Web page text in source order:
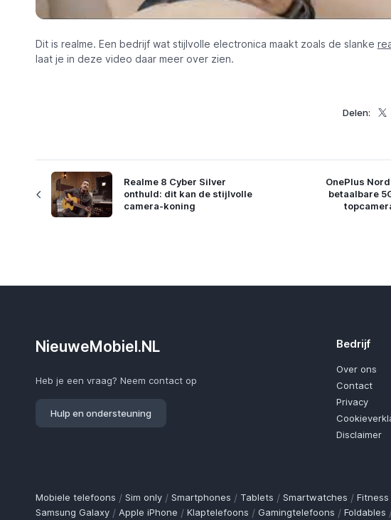
Dit is realme. Een bedrijf wat stijlvolle electronica maakt zoals de slanke
laat je in deze video daar meer over zien.
Delen:
Realme 8 Cyber Silver
onthuld: dit kan de stijlvolle
camera-koning
OnePlus
betaalbare
NieuweMobiel.NL
Heb je een vraag? Neem contact op
Hulp en ondersteuning
Bedrijf
Over ons
Contact
Privacy
Disclaimer
Mobiele telefoons / Sim only / Smartphones / Tablets / Smartwatches /
Samsung Galaxy / Apple iPhone / Klaptelefoons / Gamingtelefoons / Foldables